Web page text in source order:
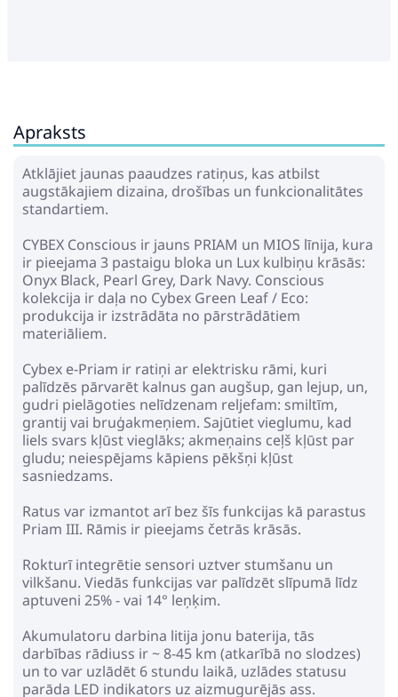
Apraksts
Atklājiet jaunas paaudzes ratiņus, kas atbilst
augstākajiem dizaina, drošības un funkcionalitātes
standartiem.
CYBEX Conscious ir jauns PRIAM un MIOS līnija, kura
ir pieejama 3 pastaigu bloka un Lux kulbiņu krāsās:
Onyx Black, Pearl Grey, Dark Navy. Conscious
kolekcija ir daļa no Cybex Green Leaf / Eco:
produkcija ir izstrādāta no pārstrādātiem
materiāliem.
Cybex e-Priam ir ratiņi ar elektrisku rāmi, kuri
palīdzēs pārvarēt kalnus gan augšup, gan lejup, un,
gudri pielāgoties nelīdzenam reljefam: smiltīm,
grantij vai bruģakmeņiem. Sajūtiet vieglumu, kad
liels svars kļūst vieglāks; akmeņains ceļš kļūst par
gludu; neiespējams kāpiens pēkšņi kļūst
sasniedzams.
Ratus var izmantot arī bez šīs funkcijas kā parastus
Priam III. Rāmis ir pieejams četrās krāsās.
Rokturī integrētie sensori uztver stumšanu un
vilkšanu. Viedās funkcijas var palīdzēt slīpumā līdz
aptuveni 25% - vai 14° leņķim.
Akumulatoru darbina litija jonu baterija, tās
darbības rādiuss ir ~ 8-45 km (atkarībā no slodzes)
un to var uzlādēt 6 stundu laikā, uzlādes statusu
parāda LED indikators uz aizmugurējās ass.